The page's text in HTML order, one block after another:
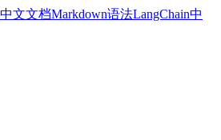
文文档Markdown语法LangChain中